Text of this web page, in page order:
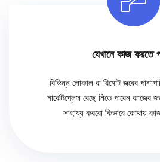
যেখানে কাজ করতে
বিভিন্ন লোকাল বা রিমোট জবের
মার্কেটপ্লেস বেছে নিতে পারেন
সাহায্য করবো কিভাবে কোথায়